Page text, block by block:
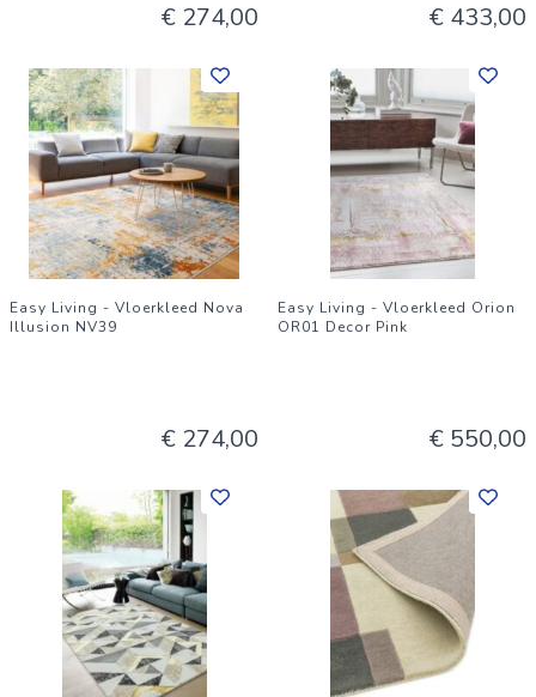
€ 274,00 € 433,00
Easy Living - Vloerkleed Nova
Illusion NV39
€ 274,00
Easy Living - Vloerkleed Orion
OR01 Decor Pink
€ 550,00